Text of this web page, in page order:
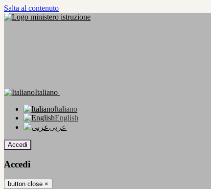
Salta al contenuto
Italiano
Italiano
English
عربى
Accedi
Accedi
button close ×